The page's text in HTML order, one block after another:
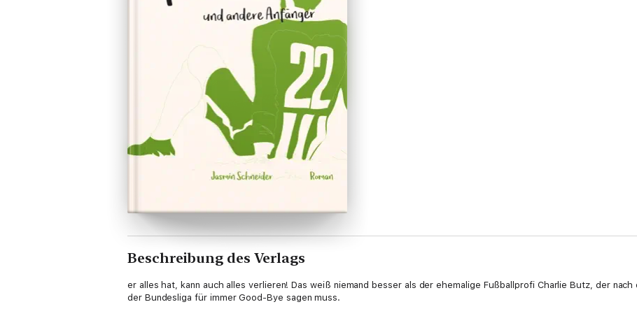
Beschreibung des Verlags
er alles hat, kann auch alles verlieren! Das weiß niemand besser als der ehemalige Fußballprofi Charlie Butz, der
der Bundesliga für immer Good-Bye sagen muss.